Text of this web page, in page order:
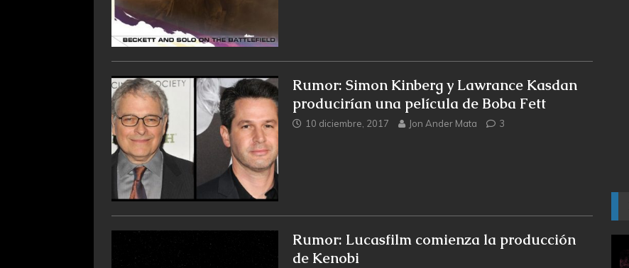
Rumor: Simon Kinberg y Lawrance Kasdan
producirían una película de Boba Fett
10 diciembre, 2017 Jon Ander Mata 3
Rumor: Lucasfilm comienza la producción
de Kenobi